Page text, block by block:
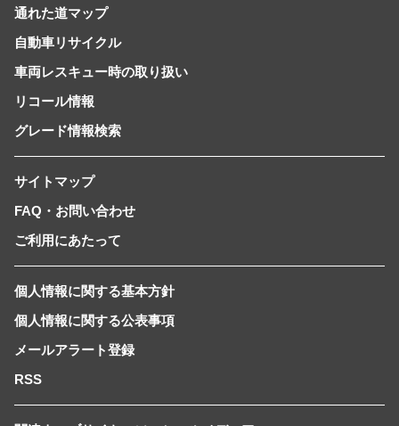
通れた道マップ
自動車リサイクル
車両レスキュー時の取り扱い
リコール情報
グレード情報検索
サイトマップ
FAQ・お問い合わせ
ご利用にあたって
個人情報に関する基本方針
個人情報に関する公表事項
メールアラート登録
RSS